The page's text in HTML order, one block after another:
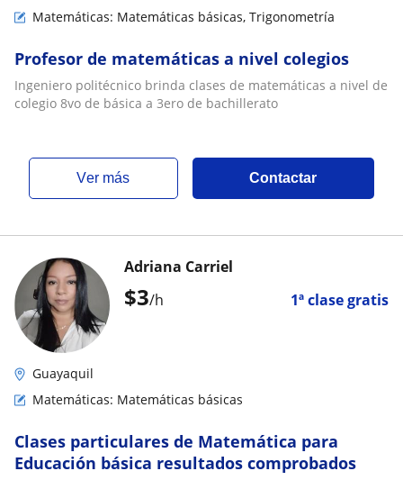
Matemáticas: Matemáticas básicas, Trigonometría
Profesor de matemáticas a nivel colegios
Ingeniero politécnico brinda clases de matemáticas a nivel de
colegio 8vo de básica a 3ero de bachillerato
ver más Contactar
$3/h 1ª clase gratis
Adriana Carriel
Guayaquil
Matemáticas: Matemáticas básicas
Clases particulares de Matemática para
Educación básica resultados comprobados